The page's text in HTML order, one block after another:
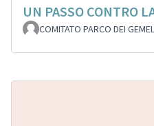
UN PASSO CONTRO
COMITATO PARCO DEI